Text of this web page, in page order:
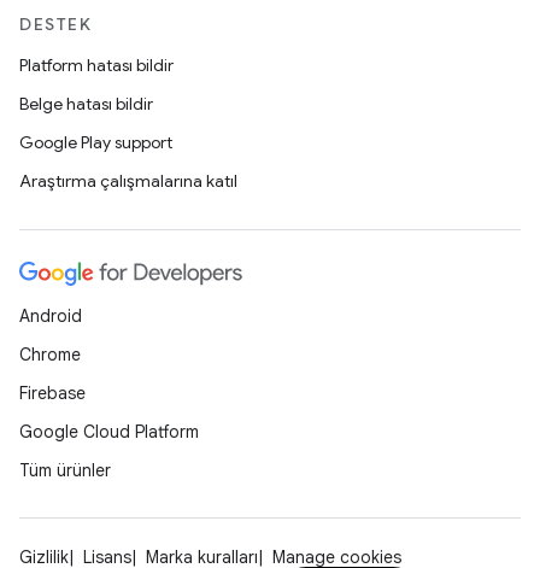
DESTEK
Platform hatası bildir
Belge hatası bildir
Google Play support
Araştırma çalışmalarına katıl
Android
Chrome
Firebase
Google Cloud Platform
Tüm ürünler
Gizlilik Lisans Marka kuralları Manage cookies